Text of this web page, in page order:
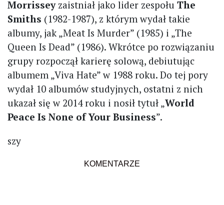
Morrissey zaistniał jako lider zespołu The
Smiths (1982-1987), z którym wydał takie
albumy, jak „Meat Is Murder” (1985) i „The
Queen Is Dead” (1986). Wkrótce po rozwiązaniu
grupy rozpoczął karierę solową, debiutując
albumem „Viva Hate” w 1988 roku. Do tej pory
wydał 10 albumów studyjnych, ostatni z nich
ukazał się w 2014 roku i nosił tytuł „World
Peace Is None of Your Business”.
szy
KOMENTARZE